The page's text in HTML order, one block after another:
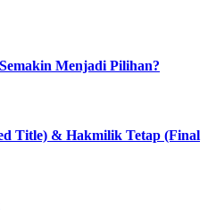
Menjadi Pilihan?
Title) & Hakmilik Tetap (Final